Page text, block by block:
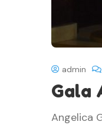
admin
Gala
Angelica